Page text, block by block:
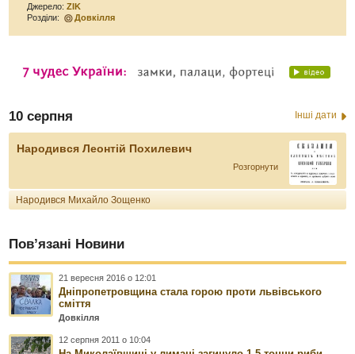
Джерело:ZIK
Розділи:
Довкілля
10 серпня Інші дати
Народився Леонтій Похилевич
Розгорнути
Народився Михайло Зощенко
Пов’язані Новини
21 вересня 2016 о 12:01
Дніпропетровщина стала горою проти львівського
сміття
Довкілля
12 серпня 2011 о 10:04